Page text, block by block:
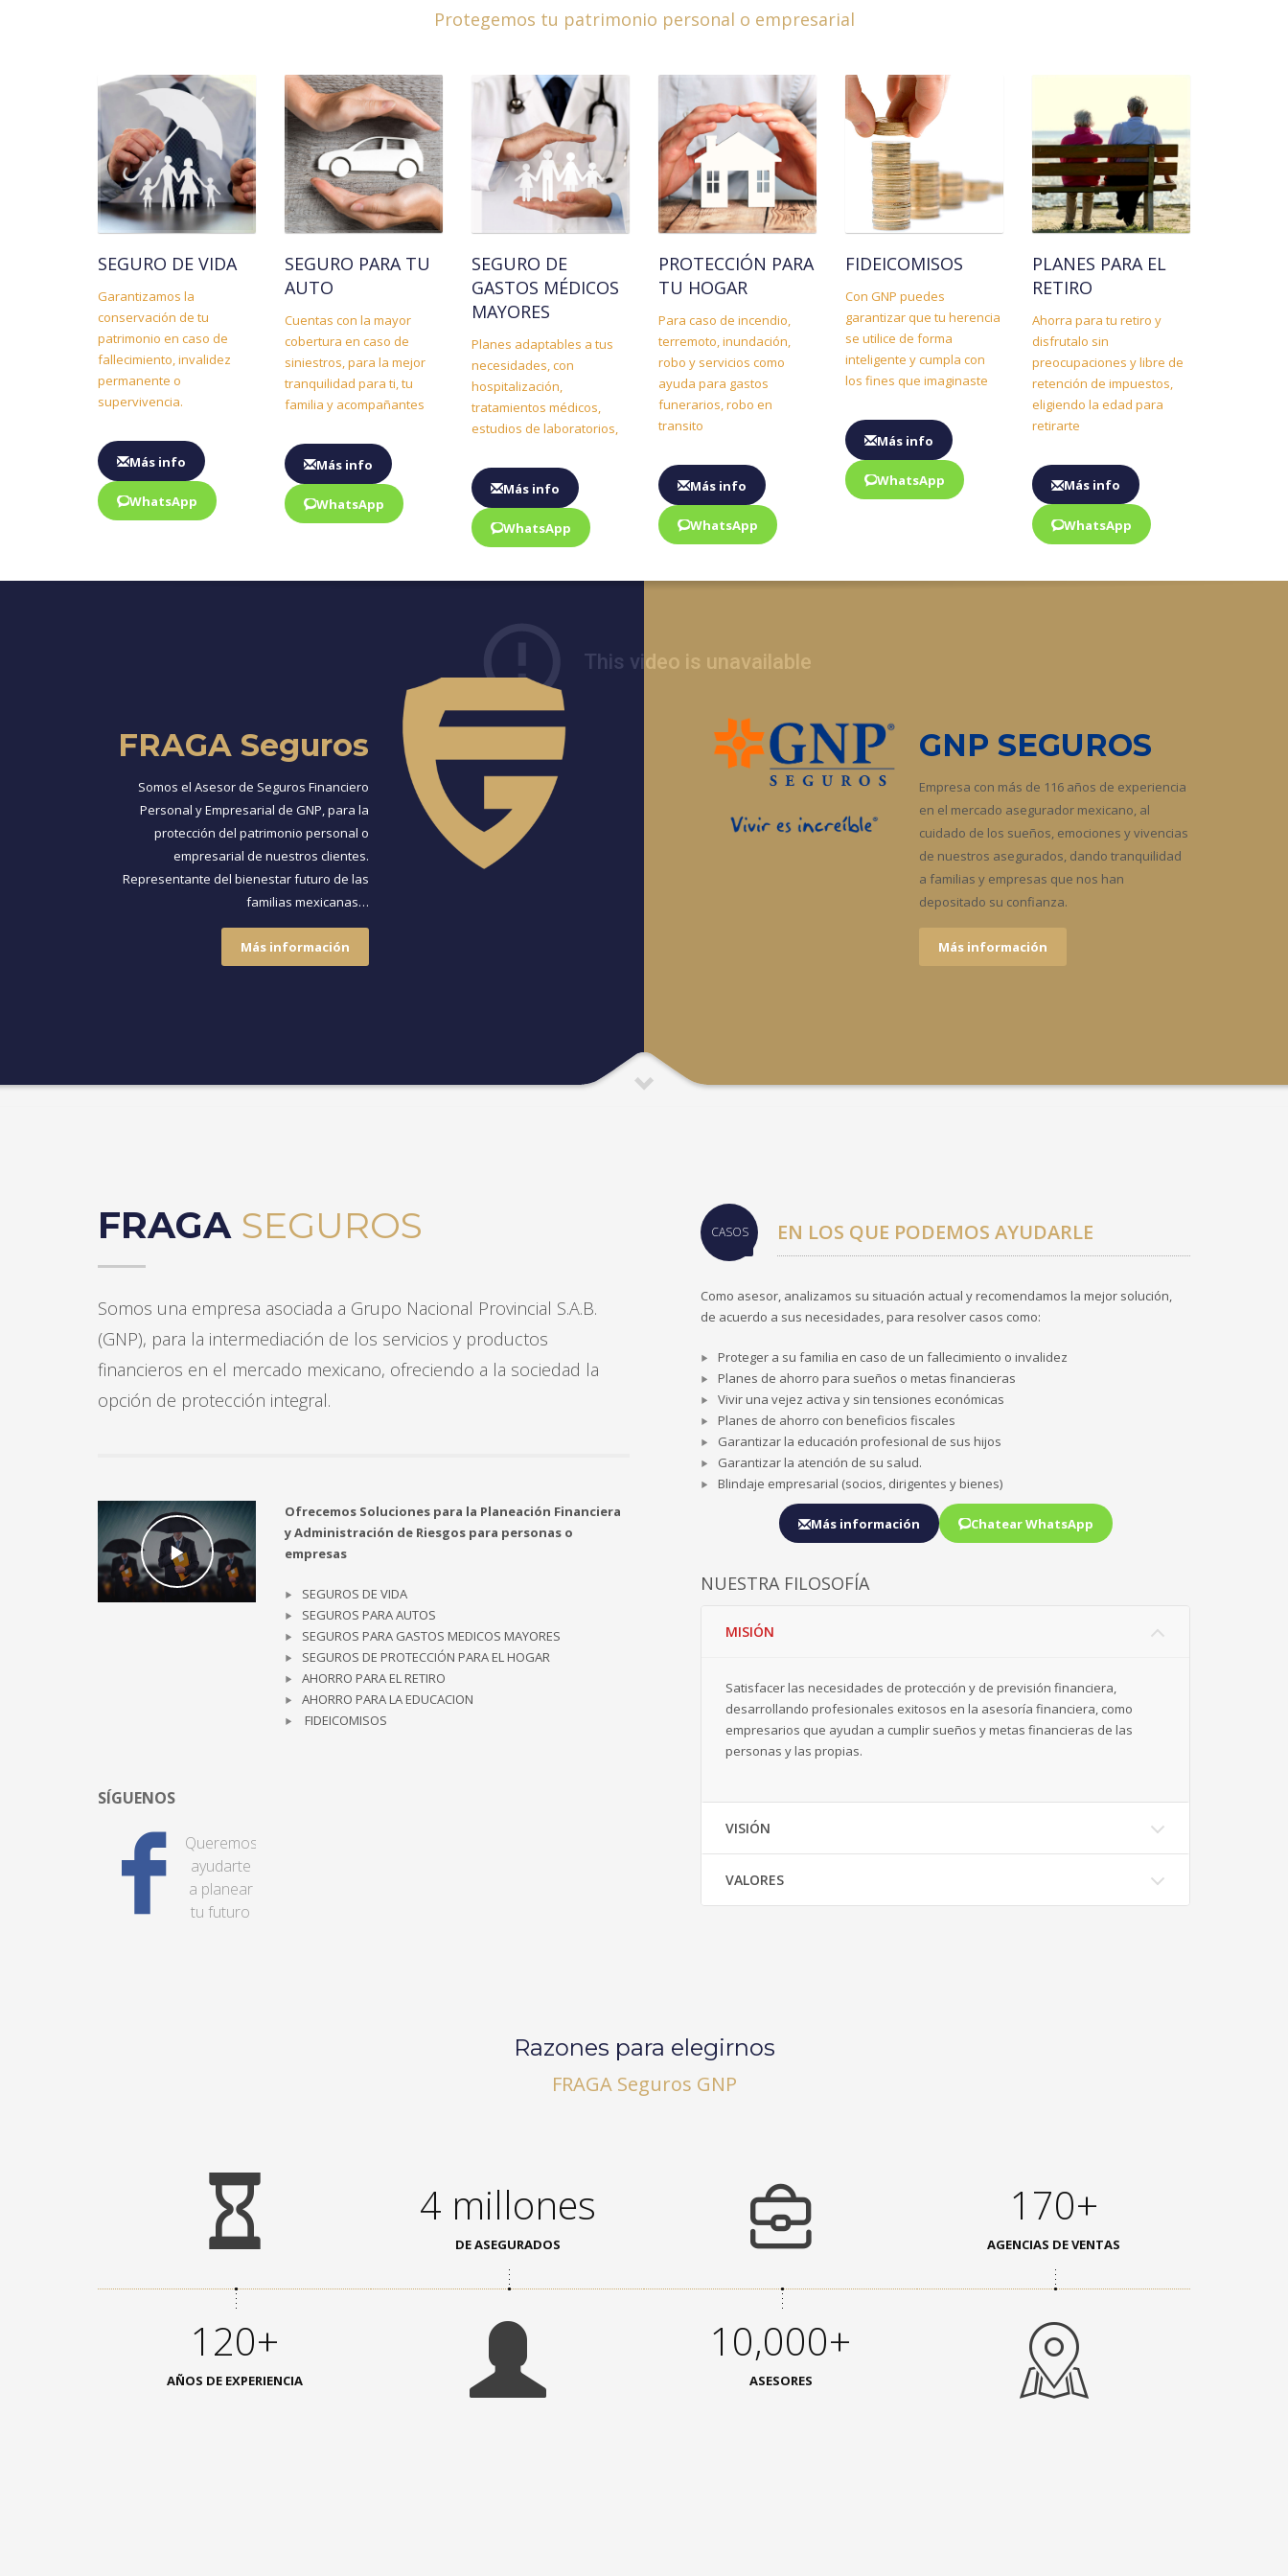
Protegemos tu patrimonio personal o empresarial
SEGURO DE VIDA
Garantizamos la
conservación de tu
patrimonio en caso de
fallecimiento, invalidez
permanente o
supervivencia.
Más info
WhatsApp
SEGURO PARA TU
AUTO
Cuentas con la mayor
cobertura en caso de
siniestros, para la mejor
tranquilidad para ti, tu
familia y acompañantes
Más info
WhatsApp
SEGURO DE
GASTOS MÉDICOS
MAYORES
Planes adaptables a tus
necesidades, con
hospitalización,
tratamientos médicos,
estudios de laboratorios,
Más info
WhatsApp
PROTECCIÓN PARA
TU HOGAR
Para caso de incendio,
terremoto, inundación,
robo y servicios como
ayuda para gastos
funerarios, robo en
transito
Más info
WhatsApp
FIDEICOMISOS
Con GNP puedes
garantizar que tu herencia
se utilice de forma
inteligente y cumpla con
los fines que imaginaste
Más info
WhatsApp
PLANES PARA EL
RETIRO
Ahorra para tu retiro y
disfrutalo sin
preocupaciones y libre de
retención de impuestos,
eligiendo la edad para
retirarte
Más info
WhatsApp
FRAGA Seguros
Somos el Asesor de Seguros Financiero
Personal y Empresarial de GNP, para la
protección del patrimonio personal o
empresarial de nuestros clientes.
Representante del bienestar futuro de las
familias mexicanas…
Más información
GNP SEGUROS
Empresa con más de 116 años de experiencia
en el mercado asegurador mexicano, al
cuidado de los sueños, emociones y vivencias
de nuestros asegurados, dando tranquilidad
a familias y empresas que nos han
depositado su confianza.
Más información
FRAGA SEGUROS
Somos una empresa asociada a Grupo Nacional Provincial S.A.B.
(GNP), para la intermediación de los servicios y productos
financieros en el mercado mexicano, ofreciendo a la sociedad la
opción de protección integral.
Ofrecemos Soluciones para la Planeación Financiera
y Administración de Riesgos para personas o
empresas
SEGUROS DE VIDA
SEGUROS PARA AUTOS
SEGUROS PARA GASTOS MEDICOS MAYORES
SEGUROS DE PROTECCIÓN PARA EL HOGAR
AHORRO PARA EL RETIRO
AHORRO PARA LA EDUCACION
FIDEICOMISOS
SÍGUENOS
Queremos
ayudarte
a planear
tu futuro
CASOS EN LOS QUE PODEMOS AYUDARLE
Como asesor, analizamos su situación actual y recomendamos la mejor solución,
de acuerdo a sus necesidades, para resolver casos como:
Proteger a su familia en caso de un fallecimiento o invalidez
Planes de ahorro para sueños o metas financieras
Vivir una vejez activa y sin tensiones económicas
Planes de ahorro con beneficios fiscales
Garantizar la educación profesional de sus hijos
Garantizar la atención de su salud.
Blindaje empresarial (socios, dirigentes y bienes)
Más información Chatear WhatsApp
NUESTRA FILOSOFÍA
MISIÓN
Satisfacer las necesidades de protección y de previsión financiera,
desarrollando profesionales exitosos en la asesoría financiera, como
empresarios que ayudan a cumplir sueños y metas financieras de las
personas y las propias.
VISIÓN
VALORES
Razones para elegirnos
FRAGA Seguros GNP
120+
AÑOS DE EXPERIENCIA
4 millones
DE ASEGURADOS
10,000+
ASESORES
170+
AGENCIAS DE VENTAS